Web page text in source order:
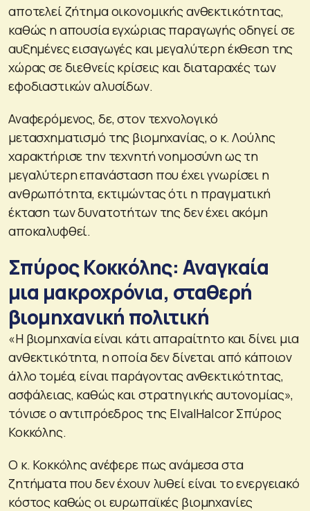
αποτελεί ζήτημα οικονομικής ανθεκτικότητας,
καθώς η απουσία εγχώριας παραγωγής οδηγεί σε
αυξημένες εισαγωγές και μεγαλύτερη έκθεση της
χώρας σε διεθνείς κρίσεις και διαταραχές των
εφοδιαστικών αλυσίδων.
Αναφερόμενος, δε, στον τεχνολογικό
μετασχηματισμό της βιομηχανίας, ο κ. Λούλης
χαρακτήρισε την τεχνητή νοημοσύνη ως τη
μεγαλύτερη επανάσταση που έχει γνωρίσει η
ανθρωπότητα, εκτιμώντας ότι η πραγματική
έκταση των δυνατοτήτων της δεν έχει ακόμη
αποκαλυφθεί.
Σπύρος Κοκκόλης: Αναγκαία
μια μακροχρόνια, σταθερή
βιομηχανική πολιτική
«Η βιομηχανία είναι κάτι απαραίτητο και δίνει μια
ανθεκτικότητα, η οποία δεν δίνεται από κάποιον
άλλο τομέα, είναι παράγοντας ανθεκτικότητας,
ασφάλειας, καθώς και στρατηγικής αυτονομίας»,
τόνισε ο αντιπρόεδρος της ElvalHalcor Σπύρος
Κοκκόλης.
Ο κ. Κοκκόλης ανέφερε πως ανάμεσα στα
ζητήματα που δεν έχουν λυθεί είναι το ενεργειακό
κόστος καθώς οι ευρωπαϊκές βιομηχανίες